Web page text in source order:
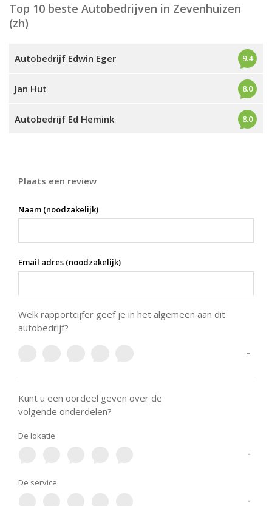
Top 10 beste Autobedrijven in Zevenhuizen
(zh)
Autobedrijf Edwin Eger 9.4
Jan Hut 8.0
Autobedrijf Ed Hemink 8.0
Plaats een review
Naam (noodzakelijk)
Email adres (noodzakelijk)
Welk rapportcijfer geef je in het algemeen aan dit
autobedrijf?
-
Kunt u een oordeel geven over de
volgende onderdelen?
De lokatie
-
De service
-